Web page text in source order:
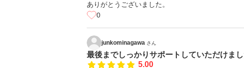
ありがとうございました。
0
junkominagawa さん
最後までしっかりサポートしていただけまし
5.00